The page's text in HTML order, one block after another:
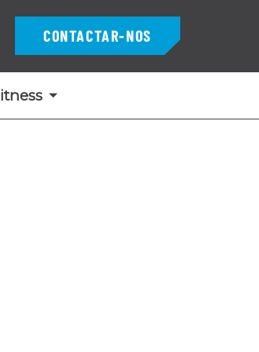
CONTACTAR-NOS